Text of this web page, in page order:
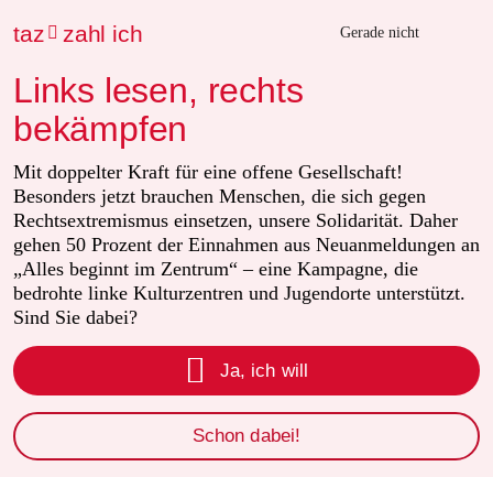
Reisen
Kantine
Shop
Anzeigen
Fragen & Hilfe
Feedback
ePaper Login
taz  zahl ich Gerade nicht
Links lesen, rechts
bekämpfen
Mit doppelter Kraft für eine offene Gesellschaft!
Besonders jetzt brauchen Menschen, die sich gegen
Rechtsextremismus einsetzen, unsere Solidarität. Daher
gehen 50 Prozent der Einnahmen aus Neuanmeldungen an
„Alles beginnt im Zentrum“ – eine Kampagne, die
bedrohte linke Kulturzentren und Jugendorte unterstützt.
Sind Sie dabei?
 Ja, ich will
Schon dabei!